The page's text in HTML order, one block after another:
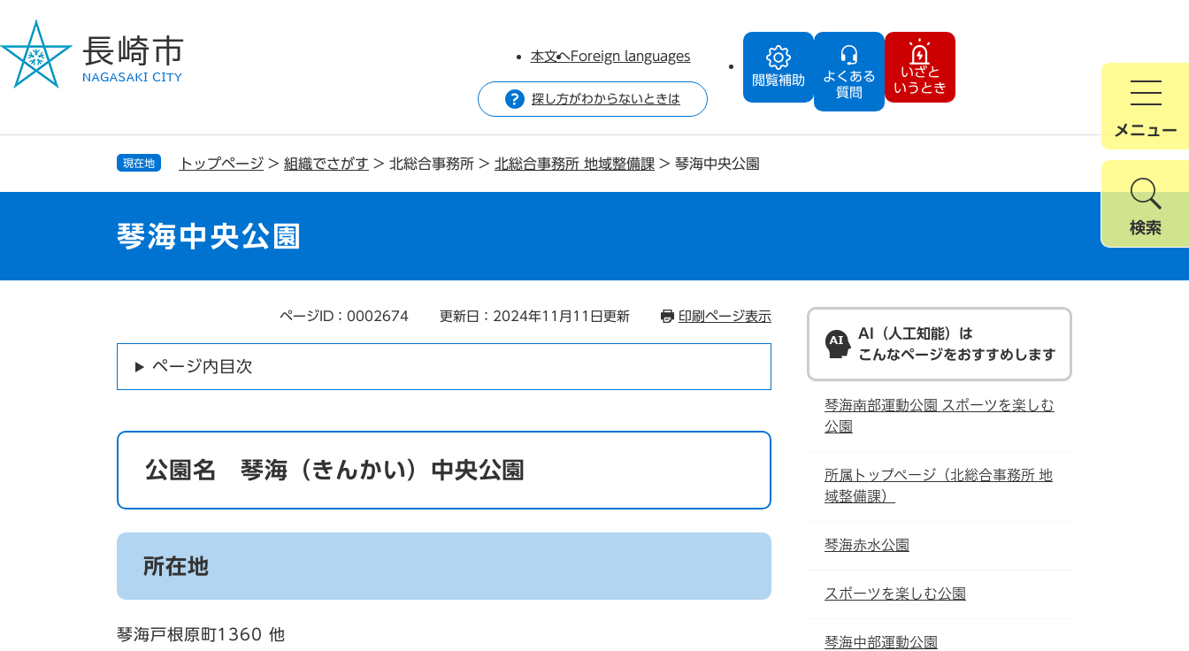
ジ
で
ュ
ば
閲覧補助
よくある
質問
いざと
いうとき
本文へForeign languages
探し方がわからないときは
メニュー
検索
現在地 トップページ > 組織でさがす > 北総合事務所 > 北総合事務所 地域整備課 > 琴海中央公園
琴海中央公園
ページID：0002674 更新日：2024年11月11日更新 印刷ページ表示
ページ内目次
公園名 琴海（きんかい）中央公園
所在地
琴海戸根原町1360 他
AI（人工知能）は
こんなページをおすすめします
琴海南部運動公園 スポーツを楽しむ
公園
所属トップページ（北総合事務所 地
域整備課）
琴海赤水公園
スポーツを楽しむ公園
琴海中部運動公園